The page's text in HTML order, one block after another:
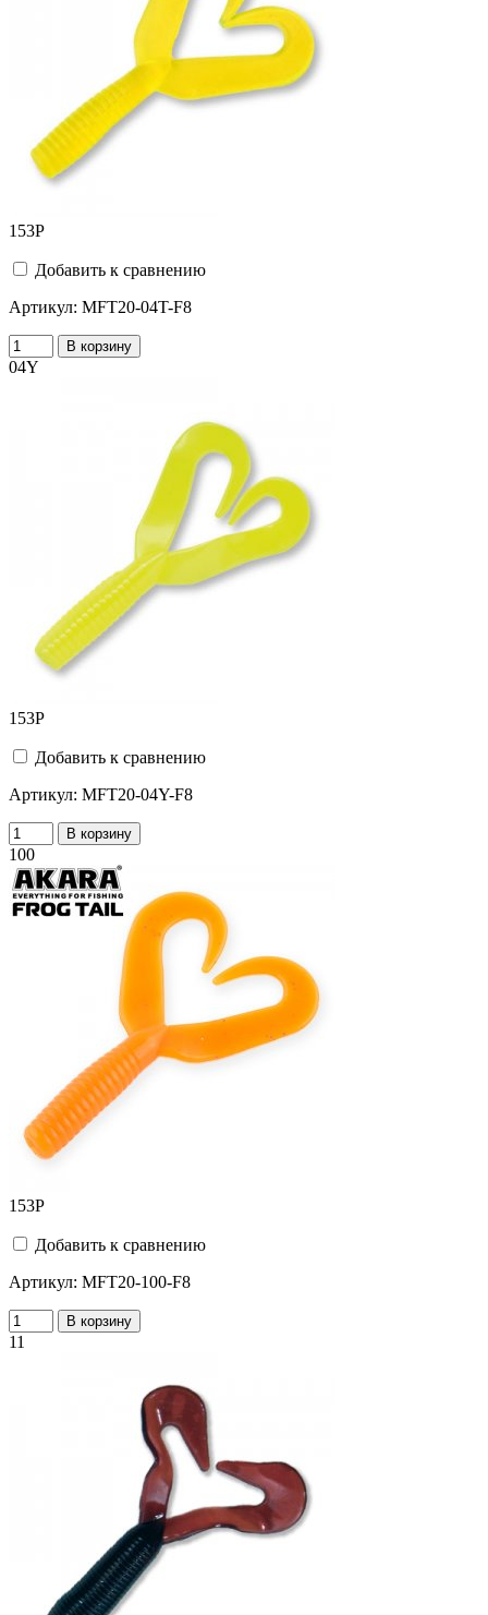
153Р
Добавить к сравнению
Артикул: MFT20-04T-F8
В корзину
04Y
153Р
Добавить к сравнению
Артикул: MFT20-04Y-F8
В корзину
100
153Р
Добавить к сравнению
Артикул: MFT20-100-F8
В корзину
11